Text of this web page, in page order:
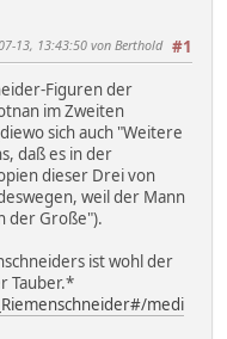
#1
13, 13:43:50 von Berthold
Figuren der
im Zweiten
sich auch "Weitere
daß es in der
dieser Drei von
weil der Mann
der Große").
ist wohl der
Tauber.*
medi